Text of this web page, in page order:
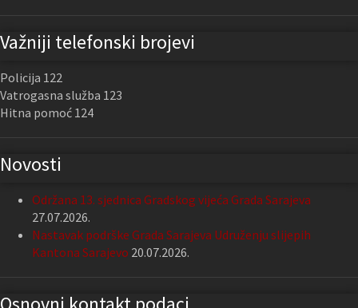
Važniji telefonski brojevi
Policija 122
Vatrogasna služba 123
Hitna pomoć 124
Novosti
Održana 13. sjednica Gradskog vijeća Grada Sarajeva
27.07.2026.
Nastavak podrške Grada Sarajeva Udruženju slijepih
Kantona Sarajevo 20.07.2026.